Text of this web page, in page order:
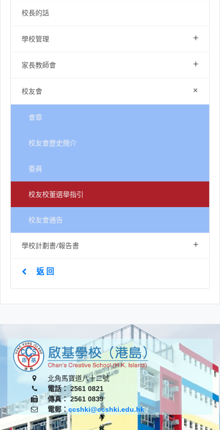
校長的話
學校管理 +
家長教師會 +
校友會 +
會章
校友會歷史簡介
委員
校友校董選舉指引
校友會通告
學校計劃書/報告書 +
返 回
北角馬寶道八十二號
電話： 2561 0821
傳真： 2561 0839
電郵：ccshki@ccshki.edu.hk